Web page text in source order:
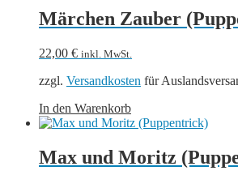
Märchen Zauber
22,00 € inkl. MwSt.
zzgl. Versandkosten für
In den Warenkorb
Max und Moritz